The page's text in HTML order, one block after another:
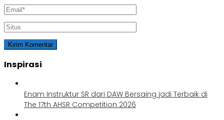
Inspirasi
Enam Instruktur SR dari DAW Bersaing jadi Terbaik di
The 17th AHSR Competition 2026